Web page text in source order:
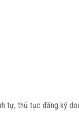
tự, thủ tục đăng ký